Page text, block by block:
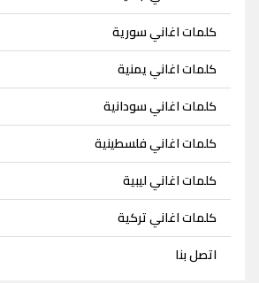
كلمات اغاني سورية
كلمات اغاني يمنية
كلمات اغاني سودانية
كلمات اغاني فلسطينية
كلمات اغاني ليبية
كلمات اغاني تركية
اتصل بنا